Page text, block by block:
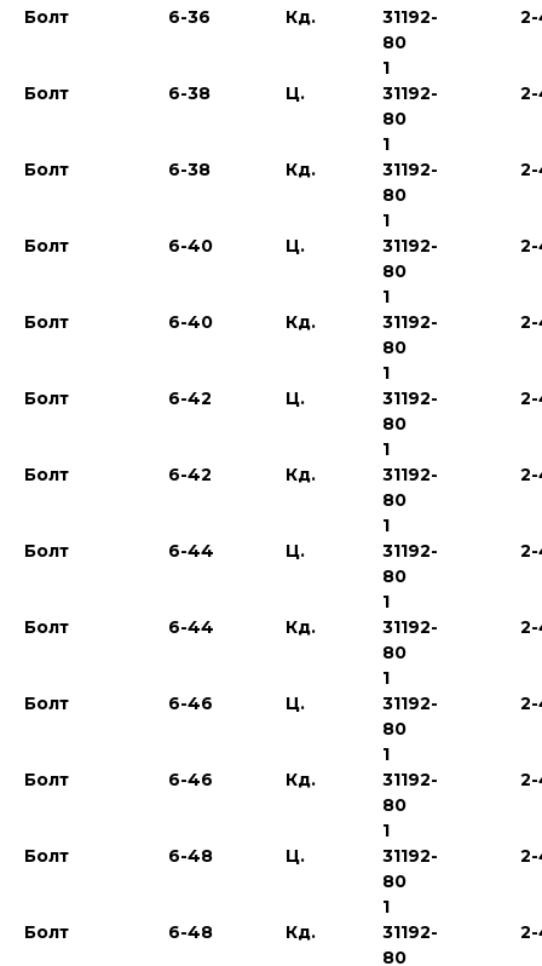
Болт 6-36 Кд.
31192-
80
Болт 6-38 Ц.
1
31192-
80
Болт 6-38 Кд.
1
31192-
80
Болт 6-40 Ц.
1
31192-
80
Болт 6-40 Кд.
1
31192-
80
Болт 6-42 Ц.
1
31192-
80
Болт 6-42 Кд.
1
31192-
80
Болт 6-44 Ц.
1
31192-
80
Болт 6-44 Кд.
1
31192-
80
Болт 6-46 Ц.
1
31192-
80
Болт 6-46 Кд.
1
31192-
80
Болт 6-48 Ц.
1
31192-
80
Болт 6-48 Кд.
1
31192-
80